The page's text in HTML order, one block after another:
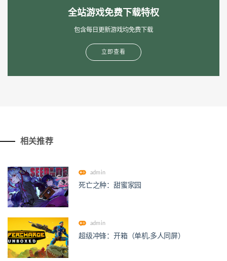
全站游戏免费下载特权
包含每日更新游戏均免费下载
立即查看
相关推荐
admin
死亡之种：甜蜜家园
admin
超级冲锋：开箱（单机.多人同屏）